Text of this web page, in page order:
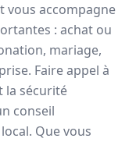
vous accompagne
: achat ou
mariage,
Faire appel à
la sécurité
conseil
Que vous